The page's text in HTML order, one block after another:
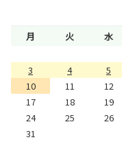
月 火 水
3
4 5
10
11 12
17
18 19
24
25 26
31